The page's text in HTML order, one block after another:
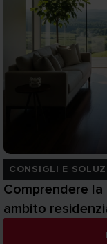
CONSIGLI E
Comprendere
ambito